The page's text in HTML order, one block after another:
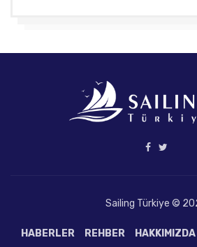
Sailing Türkiye ©
HABERLER REHBER HAKKIMIZDA